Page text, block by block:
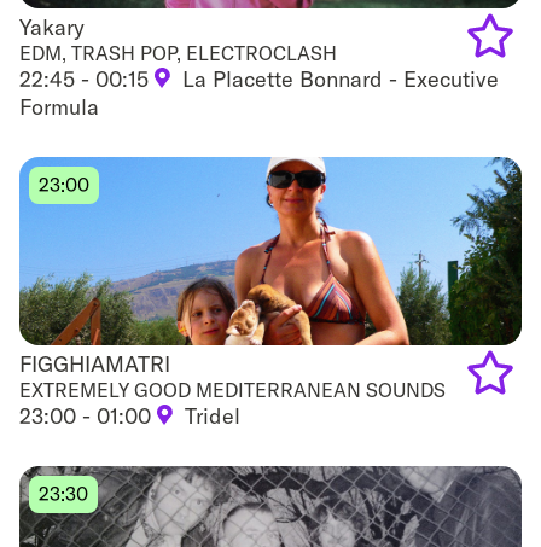
Yakary
Yakary
EDM, TRASH POP, ELECTROCLASH
22:45 - 00:15
La Placette Bonnard - Executive
Formula
Add
FIGGHIAMATRI
FIGGHIAMATRI
EXTREMELY GOOD MEDITERRANEAN SOUNDS
23:00 - 01:00 Tridel
23:00
to
23:30